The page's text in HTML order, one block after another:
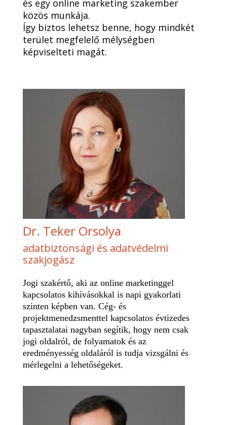
és egy online marketing szakember
közös munkája.
Így biztos lehetsz benne, hogy mindkét
terület megfelelő mélységben
képviselteti magát.
Dr. Teker Orsolya
adatbiztonsági és adatvédelmi
szakjogász
Jogi szakértő, aki az online marketinggel
kapcsolatos kihívásokkal is napi gyakorlati
szinten képben van. Cég- és
projektmenedzsmenttel kapcsolatos évtizedes
tapasztalatai nagyban segítik, hogy nem csak
jogi oldalról, de folyamatok és az
eredményesség oldaláról is tudja vizsgálni és
mérlegelni a lehetőségeket.